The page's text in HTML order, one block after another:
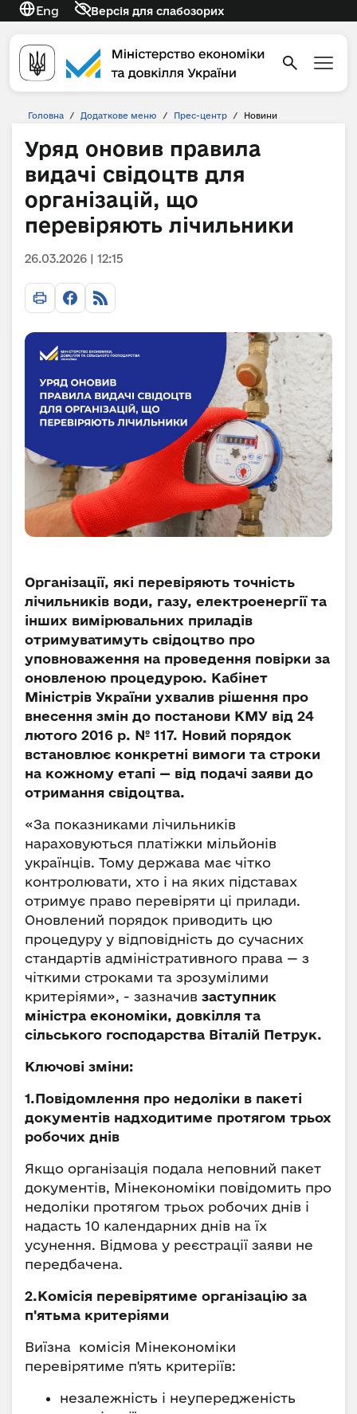
Eng Версія для слабозорих
Головна / Додаткове меню / Прес-центр / Новини
Уряд оновив правила
видачі свідоцтв для
організацій, що
перевіряють лічильники
26.03.2026 | 12:15
Організації, які перевіряють точність
лічильників води, газу, електроенергії та
інших вимірювальних приладів
отримуватимуть свідоцтво про
уповноваження на проведення повірки за
оновленою процедурою. Кабінет
Міністрів України ухвалив рішення про
внесення змін до постанови КМУ від 24
лютого 2016 р. № 117. Новий порядок
встановлює конкретні вимоги та строки
на кожному етапі — від подачі заяви до
отримання свідоцтва.
«За показниками лічильників
нараховуються платіжки мільйонів
українців. Тому держава має чітко
контролювати, хто і на яких підставах
отримує право перевіряти ці прилади.
Оновлений порядок приводить цю
процедуру у відповідність до сучасних
стандартів адміністративного права — з
чіткими строками та зрозумілими
критеріями», - зазначив заступник
міністра економіки, довкілля та
сільського господарства Віталій Петрук.
Ключові зміни:
1.Повідомлення про недоліки в пакеті
документів надходитиме протягом трьох
робочих днів
Якщо організація подала неповний пакет
документів, Мінекономіки повідомить про
недоліки протягом трьох робочих днів і
надасть 10 календарних днів на їх
усунення. Відмова у реєстрації заяви не
передбачена.
2.Комісія перевірятиме організацію за
п'ятьма критеріями
Виїзна комісія Мінекономіки
перевірятиме п'ять критеріїв:
незалежність і неупередженість